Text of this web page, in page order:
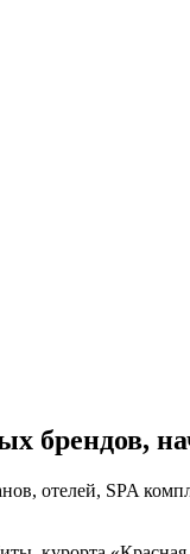
брендов,
отелей, SPA